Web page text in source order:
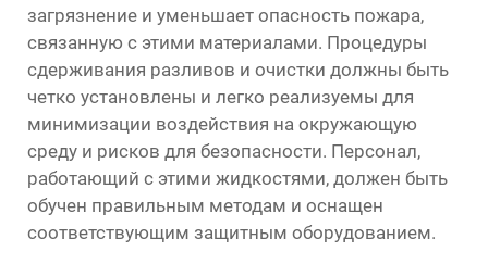
загрязнение и уменьшает опасность пожара,
связанную с этими материалами. Процедуры
сдерживания разливов и очистки должны быть
четко установлены и легко реализуемы для
минимизации воздействия на окружающую
среду и рисков для безопасности. Персонал,
работающий с этими жидкостями, должен быть
обучен правильным методам и оснащен
соответствующим защитным оборудованием.